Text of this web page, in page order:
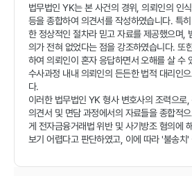
법무법인 YK는 본 사건의 경위, 의뢰인의 인
등을 종합하여 의견서를 작성하였습니다. 특
한 정상적인 절차라 믿고 자료를 제공했으며,
의가 전혀 없었다는 점을 강조하였습니다. 또
하여 의뢰인이 혼자 응답하면서 오해를 살 수
수사과정 내내 의뢰인의 든든한 법적 대리인
다.
이러한 법무법인 YK 형사 변호사의 조력으로
의견서 및 면담 과정에서의 자료들을 종합적
게 전자금융거래법 위반 및 사기방조 혐의에
보기 어렵다고 판단하였고, 이에 따라 '불송치